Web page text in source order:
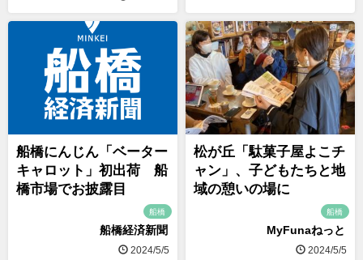
船橋にんじん「ベーター
キャロット」初出荷 船
橋市場でお披露目
船橋
船橋経済新聞
2024/5/5
松が丘「駄菓子屋よこチ
ャン」、子どもたちと地
域の憩いの場に
船橋
MyFunaねっと
2024/5/5